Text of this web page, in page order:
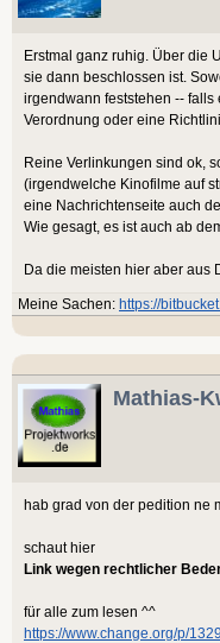
Erstmal ganz ruhig. Über die
sie dann beschlossen ist.
irgendwann feststehen --
Verordnung oder eine
Reine Verlinkungen sind ok,
(irgendwelche Kinofilme auf
eine Nachrichtenseite auch
Wie gesagt, es ist auch ab
Da die meisten hier aber aus
Meine Sachen: https://
Mathias-
hab grad von der pedition ne
schaut hier
Link wegen rechtlicher
für alle zum lesen ^^
https://www.change.org/p/